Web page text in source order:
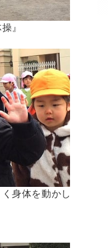
』
身体を動かし